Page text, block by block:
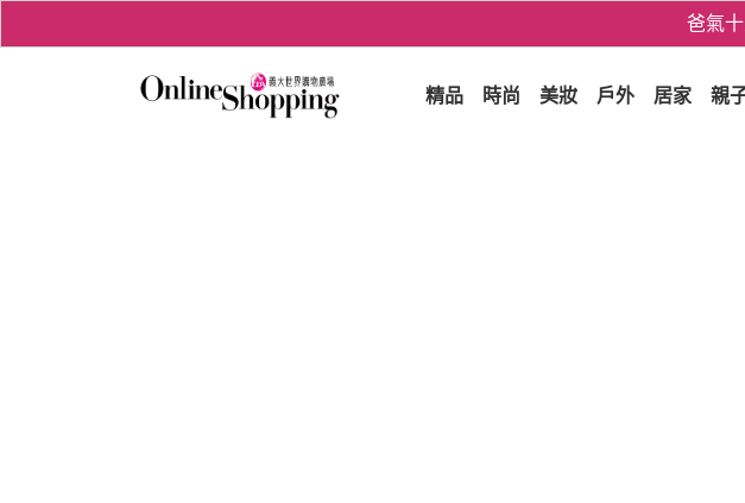
爸氣
用心
精品 時尚 美妝 戶外 居家 親